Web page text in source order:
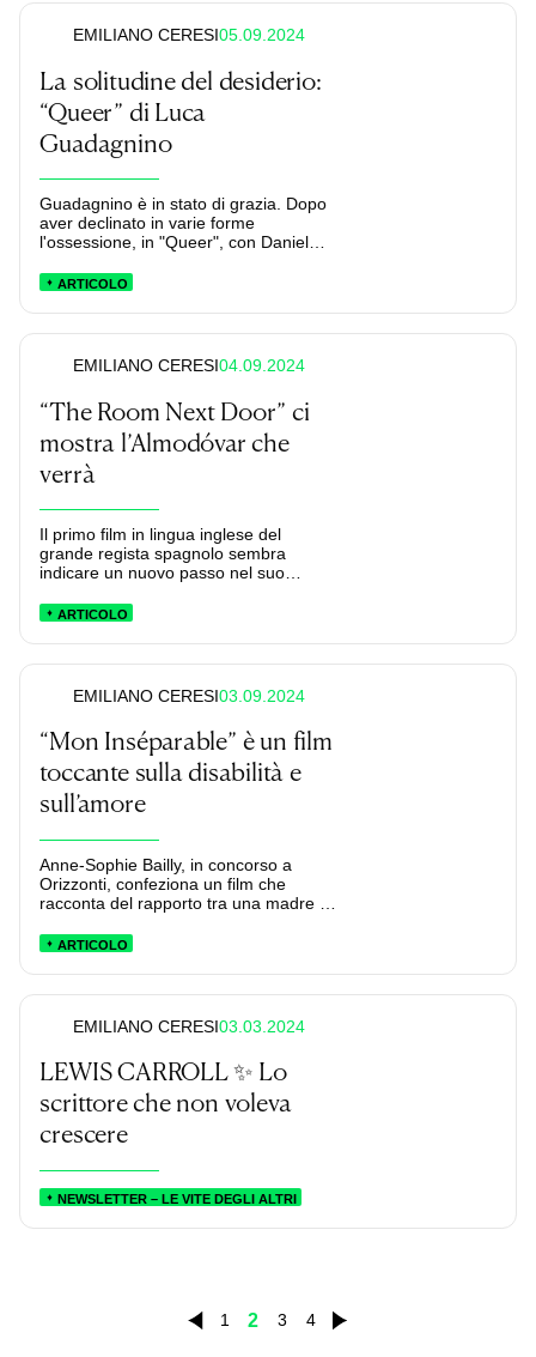
EMILIANO CERESI05.09.2024
La solitudine del desiderio:
“Queer” di Luca
Guadagnino
Guadagnino è in stato di grazia. Dopo
aver declinato in varie forme
l'ossessione, in "Queer", con Daniel
stesso.
ARTICOLO
EMILIANO CERESI04.09.2024
“The Room Next Door” ci
mostra l’Almodóvar che
verrà
Il primo film in lingua inglese del
grande regista spagnolo sembra
indicare un nuovo passo nel suo
ARTICOLO
EMILIANO CERESI03.09.2024
“Mon Inséparable” è un film
toccante sulla disabilità e
sull’amore
Anne-Sophie Bailly, in concorso a
Orizzonti, confeziona un film che
racconta del rapporto tra una madre e
con uno sguardo limpido, attento e
ARTICOLO
EMILIANO CERESI03.03.2024
LEWIS CARROLL ✨ Lo
scrittore che non voleva
crescere
NEWSLETTER – LE VITE DEGLI ALTRI
1 2 3 4